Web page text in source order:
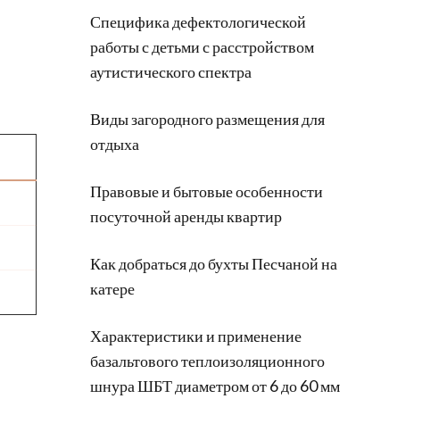
Специфика дефектологической
работы с детьми с расстройством
аутистического спектра
Виды загородного размещения для
отдыха
Правовые и бытовые особенности
посуточной аренды квартир
Как добраться до бухты Песчаной на
катере
Характеристики и применение
базальтового теплоизоляционного
шнура ШБТ диаметром от 6 до 60 мм